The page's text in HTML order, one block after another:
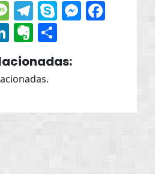
Message
Telegram
Skype
LinkedIn
Evernote